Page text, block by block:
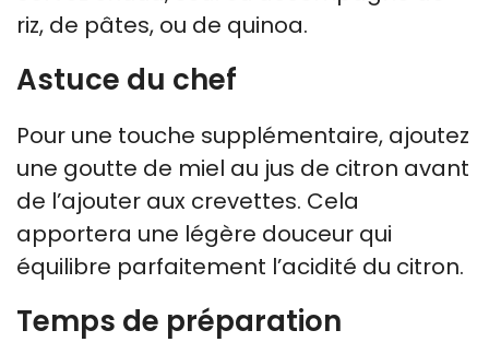
riz, de pâtes, ou de quinoa.
Astuce du chef
Pour une touche supplémentaire, ajoutez
une goutte de miel au jus de citron avant
de l’ajouter aux crevettes. Cela
apportera une légère douceur qui
équilibre parfaitement l’acidité du citron.
Temps de préparation